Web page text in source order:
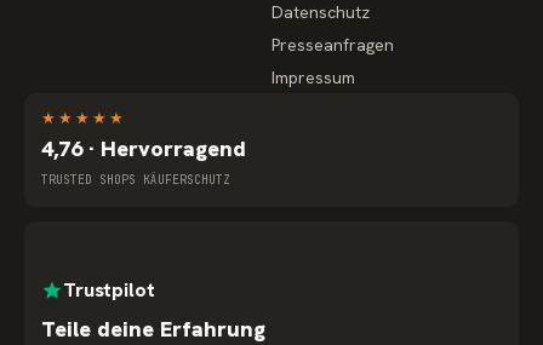
Datenschutz
Presseanfragen
Impressum
★ ★ ★ ★ ★
4,76 · Hervorragend
TRUSTED SHOPS KÄUFERSCHUTZ
Trustpilot
Teile deine Erfahrung